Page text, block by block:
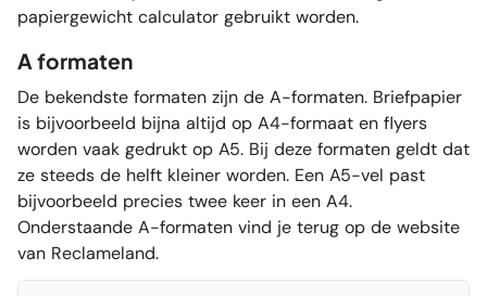
papiergewicht calculator gebruikt worden.
A formaten
De bekendste formaten zijn de A-formaten. Briefpapier
is bijvoorbeeld bijna altijd op A4-formaat en flyers
worden vaak gedrukt op A5. Bij deze formaten geldt dat
ze steeds de helft kleiner worden. Een A5-vel past
bijvoorbeeld precies twee keer in een A4.
Onderstaande A-formaten vind je terug op de website
van Reclameland.